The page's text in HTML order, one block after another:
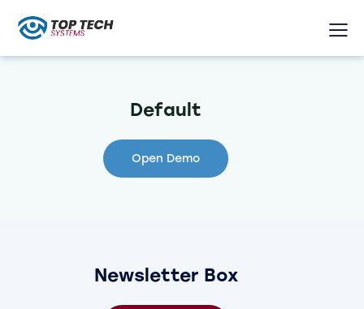
Default
Open Demo
Newsletter Box